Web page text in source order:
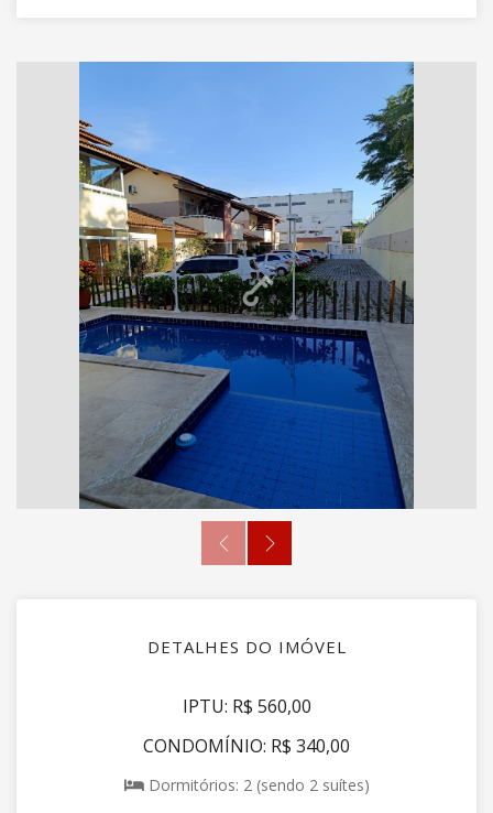
DETALHES DO IMÓVEL
IPTU: R$ 560,00
CONDOMÍNIO: R$ 340,00
Dormitórios: 2 (sendo 2 suítes)